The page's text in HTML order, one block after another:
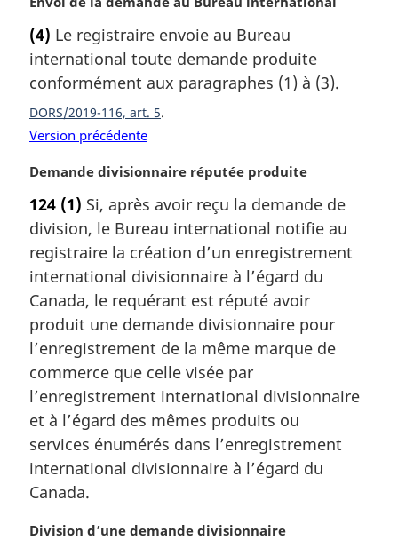
t
e
m
r
g
n
a
e
:
(4) Le registraire envoie au Bureau
international toute demande produite
conformément aux paragraphes (1) à (3).
DORS/2019-116, art. 5
Version précédente
N
t
e
m
a
g
i
n
a
l
e
:
Demande divisionnaire réputée produite
124 (1) Si, après avoir reçu la demande de
division, le Bureau international notifie au
registraire la création d’un enregistrement
international divisionnaire à l’égard du
Canada, le requérant est réputé avoir
produit une demande divisionnaire pour
l’enregistrement de la même marque de
commerce que celle visée par
l’enregistrement international divisionnaire
et à l’égard des mêmes produits ou
services énumérés dans l’enregistrement
international divisionnaire à l’égard du
Canada.
N
Division d’une demande divisionnaire